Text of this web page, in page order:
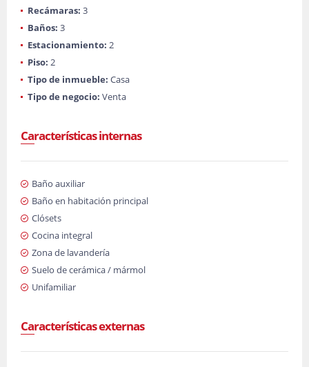
Recámaras: 3
Baños: 3
Estacionamiento: 2
Piso: 2
Tipo de inmueble: Casa
Tipo de negocio: Venta
Características internas
Baño auxiliar
Baño en habitación principal
Clósets
Cocina integral
Zona de lavandería
Suelo de cerámica / mármol
Unifamiliar
Características externas